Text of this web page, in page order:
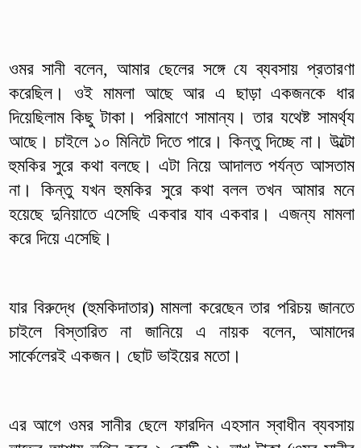
ওমর সানী বলেন, আমার ছেলের সঙ্গে যে ব্যবসায় প্রতারণা
করেছিল। ওই মামলা আছে আর এ ছাড়া একজনকে ধার
দিয়েছিলাম কিছু টাকা। পরিমাণে সামান্য। তার যথেষ্ট সামর্থ্য
আছে। চাইলে ১০ মিনিটে দিতে পারে। কিন্তু দিচ্ছে না। উল্টো
হুমকির সুরে কথা বলছে। এটা নিয়ে আদালত পর্যন্ত আসতাম
না। কিন্তু যখন হুমকির সুরে কথা বলল তখন আমার মনে
হয়েছে দুনিয়াতে এসেছি একবার যাব একবার। এজন্য মামলা
করে দিয়ে এসেছি।
যার বিরুদ্ধে (হুমকিদাতার) মামলা করেছেন তার পরিচয় জানতে
চাইলে বিস্তারিত না জানিয়ে এ নায়ক বলেন, আমাদের
সার্কেলেরই একজন। ছোট ভাইয়ের মতো।
এর আগে ওমর সানীর ছেলে ফারদিন এহসান স্বাধীন ব্যবসায়